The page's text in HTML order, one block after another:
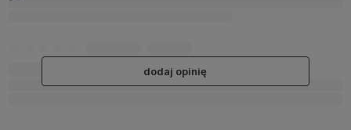
dodaj opinię